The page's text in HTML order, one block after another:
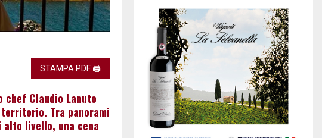
STAMPA PDF 🖨
chef Claudio Lanuto
Tra panorami
livello, una cena